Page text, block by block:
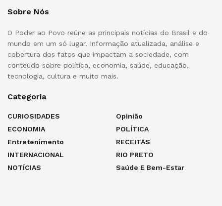
Sobre Nós
O Poder ao Povo reúne as principais notícias do Brasil e do
mundo em um só lugar. Informação atualizada, análise e
cobertura dos fatos que impactam a sociedade, com
conteúdo sobre política, economia, saúde, educação,
tecnologia, cultura e muito mais.
Categoria
CURIOSIDADES
ECONOMIA
Entretenimento
INTERNACIONAL
NOTÍCIAS
Opinião
POLÍTICA
RECEITAS
RIO PRETO
Saúde E Bem-Estar